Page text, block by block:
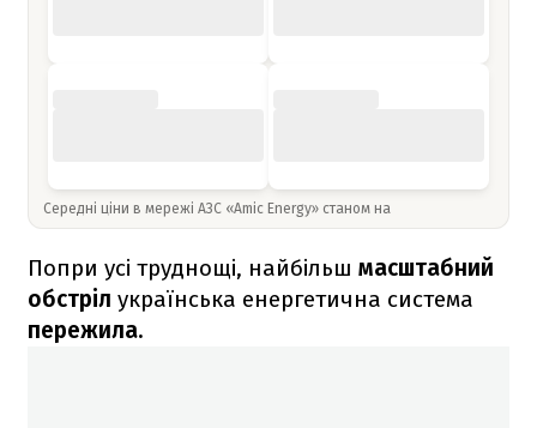
Середні ціни в мережі АЗС «Amic Energy» станом на
Попри усі труднощі, найбільш масштабний
обстріл українська енергетична система
пережила.